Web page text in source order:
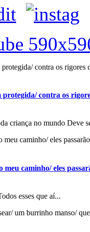
contra os
criança no mundo Deve
meu caminho/ eles
esses que aí...